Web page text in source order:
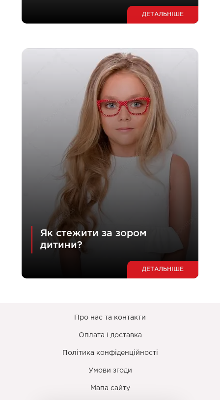
ДЕТАЛЬНІШЕ
Як стежити за зором
дитини?
ДЕТАЛЬНІШЕ
Про нас та контакти
Оплата і доставка
Політика конфіденційності
Умови згоди
Мапа сайту